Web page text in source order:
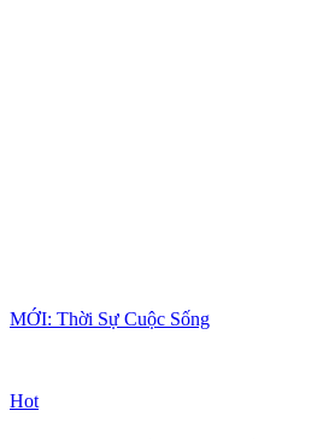
MỚI: Thời Sự Cuộc Sống
Hot